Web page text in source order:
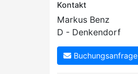
Kontakt
Markus Benz
D - Denkendorf
Buchungsanfrage